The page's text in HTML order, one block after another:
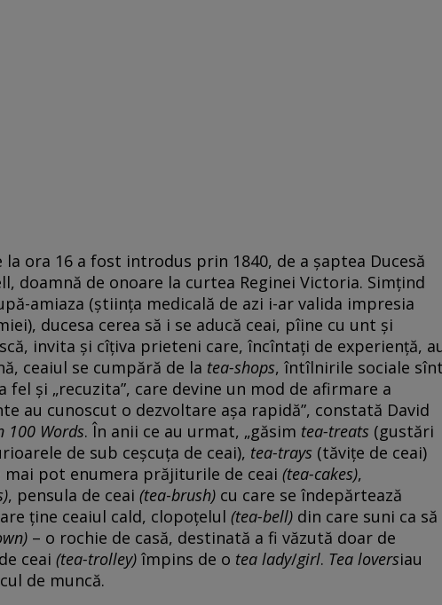
la ora 16 a fost introdus prin 1840, de a șaptea Ducesă
doamnă de onoare la curtea Reginei Victoria. Simțind
amiaza (știința medicală de azi i-ar valida impresia
ducesa cerea să i se aducă ceai, pîine cu unt și
invita și cîțiva prieteni care, încîntați de experiență,
ceaiul se cumpără de la tea-shops, întîlnirile sociale
fel și „recuzita”, care devine un mod de afirmare a
au cunoscut o dezvoltare așa rapidă”, constată David
100 Words. În anii ce au urmat, „găsim tea-treats (gustări
de sub ceșcuța de ceai), tea-trays (tăvițe de ceai)
mai pot enumera prăjiturile de ceai (tea-cakes),
, pensula de ceai (tea-brush) cu care se îndepărtează
ține ceaiul cald, clopoțelul (tea-bell) din care suni ca să
– o rochie de casă, destinată a fi văzută doar de
ceai (tea-trolley) împins de o tea lady/girl. Tea loversiau
de muncă.